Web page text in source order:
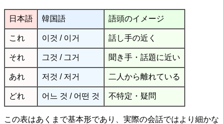
日本語 韓国語 語頭のイメージ
これ 이것 / 이거 話し手の近く
それ 그것 / 그거 聞き手・話題に近い
あれ 저것 / 저거 二人から離れている
どれ 어느 것 / 어떤 것 不特定・疑問
この表はあくまで基本形であり、実際の会話ではより細かな